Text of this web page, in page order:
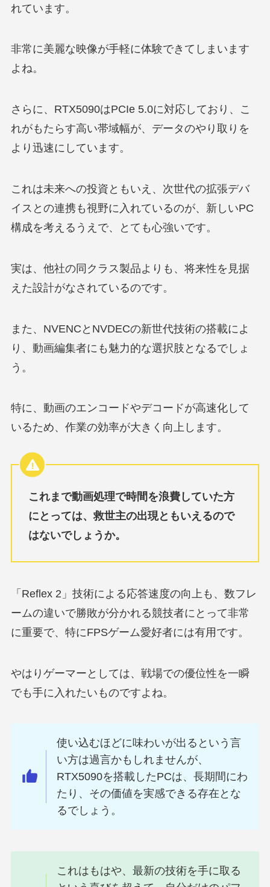
れています。
非常に美麗な映像が手軽に体験できてしまいます
よね。
さらに、RTX5090はPCIe 5.0に対応しており、こ
れがもたらす高い帯域幅が、データのやり取りを
より迅速にしています。
これは未来への投資ともいえ、次世代の拡張デバ
イスとの連携も視野に入れているのが、新しいPC
構成を考えるうえで、とても心強いです。
実は、他社の同クラス製品よりも、将来性を見据
えた設計がなされているのです。
また、NVENCとNVDECの新世代技術の搭載によ
り、動画編集者にも魅力的な選択肢となるでしょ
う。
特に、動画のエンコードやデコードが高速化して
いるため、作業の効率が大きく向上します。
これまで動画処理で時間を浪費していた方
にとっては、救世主の出現ともいえるので
はないでしょうか。
「Reflex 2」技術による応答速度の向上も、数フレ
ームの違いで勝敗が分かれる競技者にとって非常
に重要で、特にFPSゲーム愛好者には有用です。
やはりゲーマーとしては、戦場での優位性を一瞬
でも手に入れたいものですよね。
使い込むほどに味わいが出るという言
い方は過言かもしれませんが、
RTX5090を搭載したPCは、長期間にわ
たり、その価値を実感できる存在とな
るでしょう。
これはもはや、最新の技術を手に取る